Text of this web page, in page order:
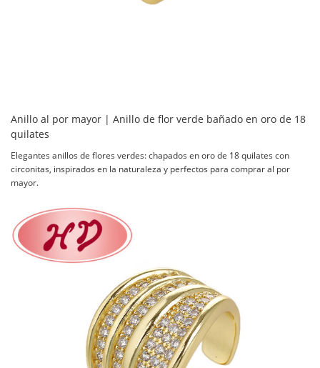
Anillo al por mayor | Anillo de flor verde bañado en oro de 18
quilates
Elegantes anillos de flores verdes: chapados en oro de 18 quilates con
circonitas, inspirados en la naturaleza y perfectos para comprar al por
mayor.